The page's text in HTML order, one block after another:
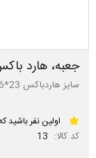
جعبه، هارد باکس 23*16*5 قیمت خالص، جعبه
سایز هاردباکس 23*16*5
اولین نفر باشید
کد کالا: 13